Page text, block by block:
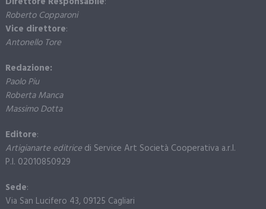
Roberto Copparoni
Vice direttore:
Antonello Tore
Redazione:
Paolo Piu
Roberta Manca
Massimo Dotta
Editore:
Artigianarte editricedi Service Art Società Cooperativa a.r.l.
P.I. 02010850929
Sede:
Via San Lucifero 43, 09125 Cagliari